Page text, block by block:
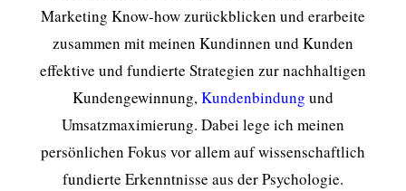
Marketing Know-how zurückblicken und erarbeite
zusammen mit meinen Kundinnen und Kunden
effektive und fundierte Strategien zur nachhaltigen
Kundengewinnung,Kundenbindung und
Umsatzmaximierung. Dabei lege ich meinen
persönlichen Fokus vor allem auf wissenschaftlich
fundierte Erkenntnisse aus der Psychologie.